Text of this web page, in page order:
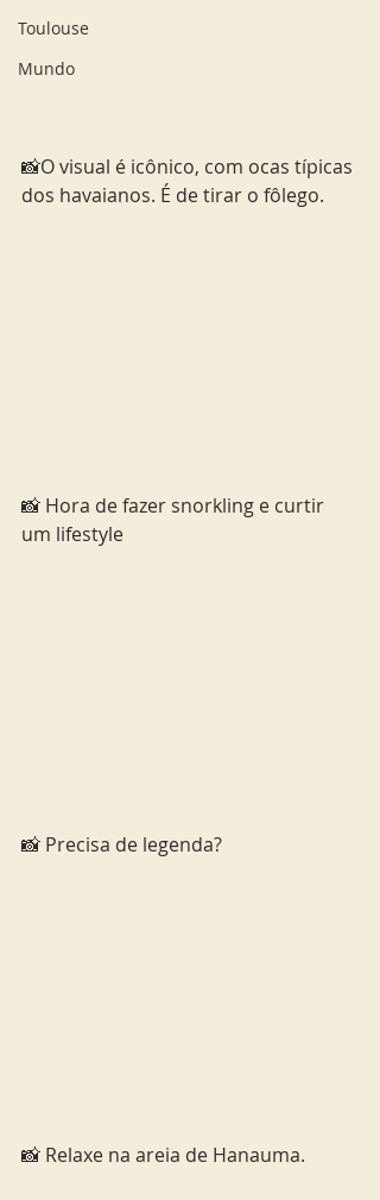
Toulouse
Mundo
📸O visual é icônico, com ocas típicas
dos havaianos. É de tirar o fôlego.
📸 Hora de fazer snorkling e curtir
um lifestyle
📸 Precisa de legenda?
📸 Relaxe na areia de Hanauma.